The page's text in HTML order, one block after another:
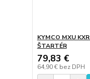
KYMCO MXU
ŠTARTÉR
79,83 €
64,90 € bez DPH